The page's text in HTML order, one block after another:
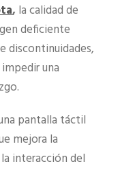
, la calidad de
deficiente
discontinuidades,
una
pantalla táctil
mejora la
interacción del